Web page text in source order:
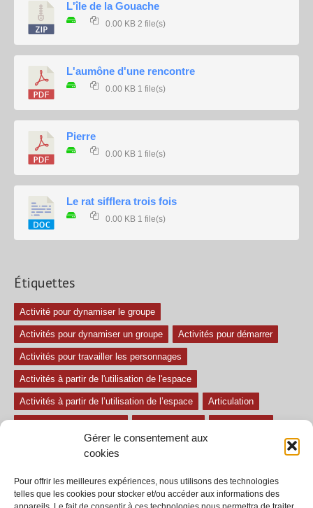
Gérer le consentement aux
cookies
Pour offrir les meilleures expériences, nous utilisons des technologies
telles que les cookies pour stocker et/ou accéder aux informations des
L'île de la Gouache
0.00 KB 2 file(s)
L'aumône d'une rencontre
0.00 KB 1 file(s)
Pierre
0.00 KB 1 file(s)
Le rat sifflera trois fois
0.00 KB 1 file(s)
Étiquettes
Activité pour dynamiser le groupe
Activités pour dynamiser un groupe Activités pour démarrer
Activités pour travailler les personnages
Activités à partir de l'utilisation de l'espace
Activités à partir de l’utilisation de l’espace Articulation
Exercices difficiles
Le regard et la voix Pièce pour enfant Sans paroles